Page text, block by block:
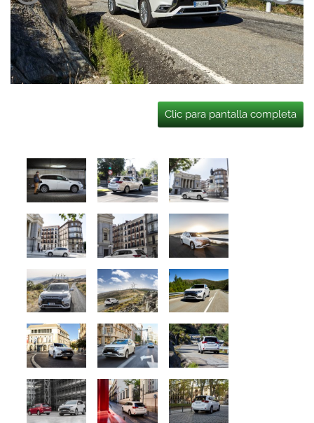
Clic para pantalla completa